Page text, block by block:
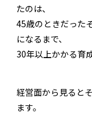
たのは、
45歳のときだった
になるまで、
30年以上かかる育
経営面から見ると
ます。